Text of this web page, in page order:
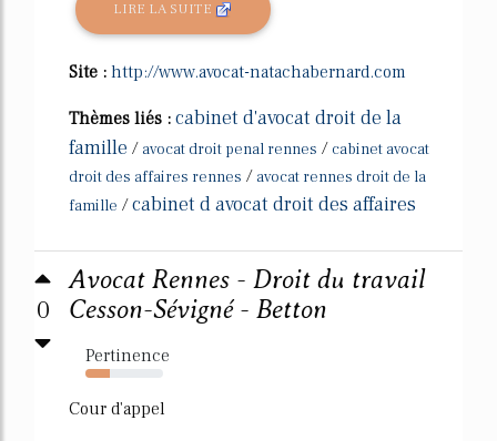
LIRE LA SUITE
Site : http://www.avocat-natachabernard.com
Thèmes liés : cabinet d'avocat droit de la
famille / avocat droit penal rennes / cabinet avocat
droit des affaires rennes / avocat rennes droit de la
famille /cabinet d avocat droit des affaires
0
Avocat Rennes - Droit du travail
Cesson-Sévigné - Betton
Pertinence
32%
Cour d'appel